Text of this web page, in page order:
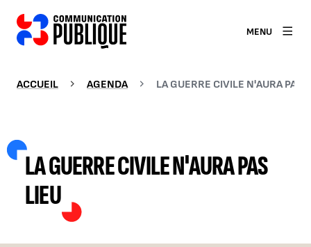
MENU
ACCUEIL AGENDA LA GUERRE CIVILE N'AURA PAS
LA GUERRE CIVILE N'AURA PAS
LIEU